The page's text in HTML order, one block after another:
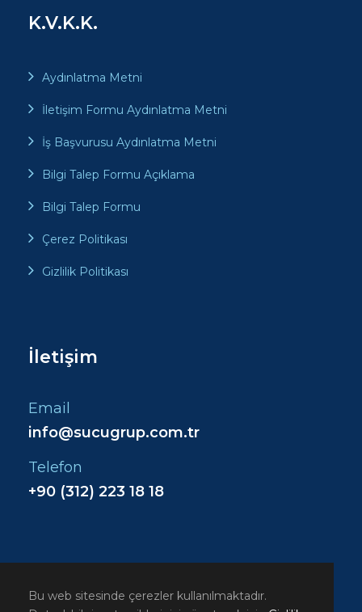
K.V.K.K.
Aydınlatma Metni
İletişim Formu Aydınlatma Metni
İş Başvurusu Aydınlatma Metni
Bilgi Talep Formu Açıklama
Bilgi Talep Formu
Çerez Politikası
Gizlilik Politikası
İletişim
Email
info@sucugrup.com.tr
Telefon
+90 (312) 223 18 18
Bu web sitesinde çerezler kullanılmaktadır.